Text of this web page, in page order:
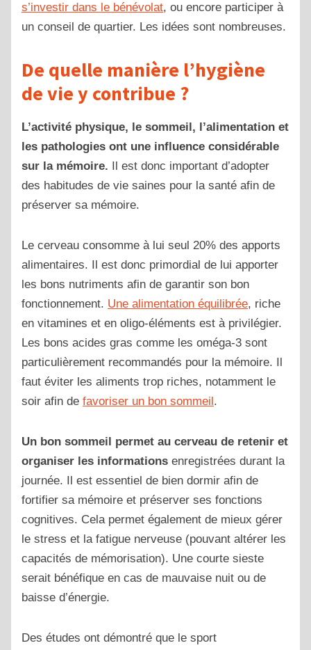
s’investir dans le bénévolat, ou encore participer à
un conseil de quartier. Les idées sont nombreuses.
De quelle manière l’hygiène
de vie y contribue ?
L’activité physique, le sommeil, l’alimentation et
les pathologies ont une influence considérable
sur la mémoire. Il est donc important d’adopter
des habitudes de vie saines pour la santé afin de
préserver sa mémoire.
Le cerveau consomme à lui seul 20% des apports
alimentaires. Il est donc primordial de lui apporter
les bons nutriments afin de garantir son bon
fonctionnement. Une alimentation équilibrée, riche
en vitamines et en oligo-éléments est à privilégier.
Les bons acides gras comme les oméga-3 sont
particulièrement recommandés pour la mémoire. Il
faut éviter les aliments trop riches, notamment le
soir afin de favoriser un bon sommeil .
Un bon sommeil permet au cerveau de retenir et
organiser les informations enregistrées durant la
journée. Il est essentiel de bien dormir afin de
fortifier sa mémoire et préserver ses fonctions
cognitives. Cela permet également de mieux gérer
le stress et la fatigue nerveuse (pouvant altérer les
capacités de mémorisation). Une courte sieste
serait bénéfique en cas de mauvaise nuit ou de
baisse d’énergie.
Des études ont démontré que le sport